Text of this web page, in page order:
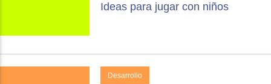
Ideas para jugar con niños
Desarrollo